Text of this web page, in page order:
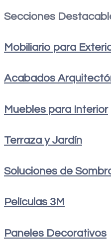
Secciones
Mobiliario para
Acabados
Muebles para Interior
Terraza y Jardín
Soluciones de
Películas 3M
Paneles Decorativos